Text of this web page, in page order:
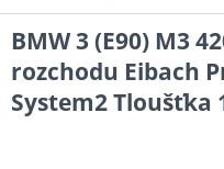
BMW 3 (E90) M3
rozchodu Eibach
System2 Tloušťka